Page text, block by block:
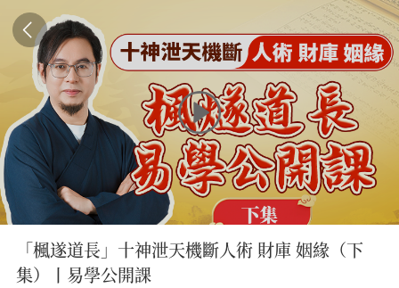
「楓遂道長」十神泄天機斷人術 財庫 姻緣（下
集）丨易學公開課